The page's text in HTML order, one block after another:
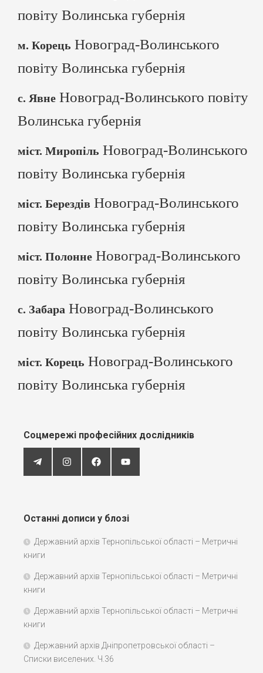
повіту Волинська губернія
м. Корець Новоград-Волинського
повіту Волинська губернія
с. Явне Новоград-Волинського повіту
Волинська губернія
міст. Миропіль Новоград-Волинського
повіту Волинська губернія
міст. Берездів Новоград-Волинського
повіту Волинська губернія
міст. Полонне Новоград-Волинського
повіту Волинська губернія
с. Забара Новоград-Волинського
повіту Волинська губернія
міст. Корець Новоград-Волинського
повіту Волинська губернія
Соцмережі професійних дослідників
Останні дописи у блозі
Державний архів Тернопільської області – Метричні
книги
Державний архів Тернопільської області – Метричні
книги
Державний архів Тернопільської області – Метричні
книги
Державний архів Дніпропетровської області –
Списки виселених. Ч.36